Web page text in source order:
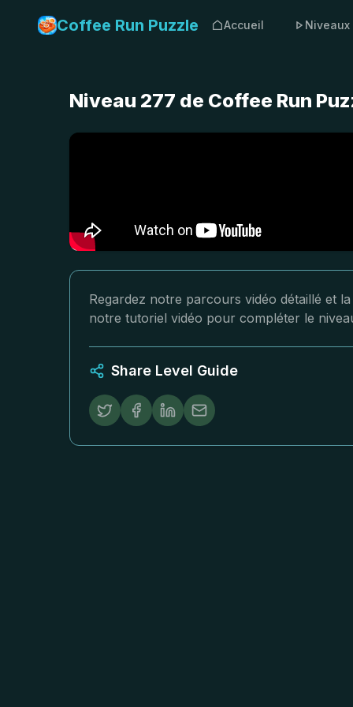
Coffee Run Puzzle Accueil Niveaux
Niveau 277 de Coffee Run
Regardez notre parcours vidéo détaillé et
notre tutoriel vidéo pour compléter le
Share Level Guide